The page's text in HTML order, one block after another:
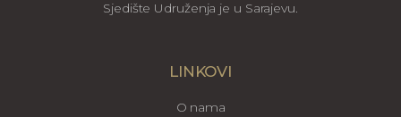
Sjedište Udruženja je u Sarajevu.
LINKOVI
O nama